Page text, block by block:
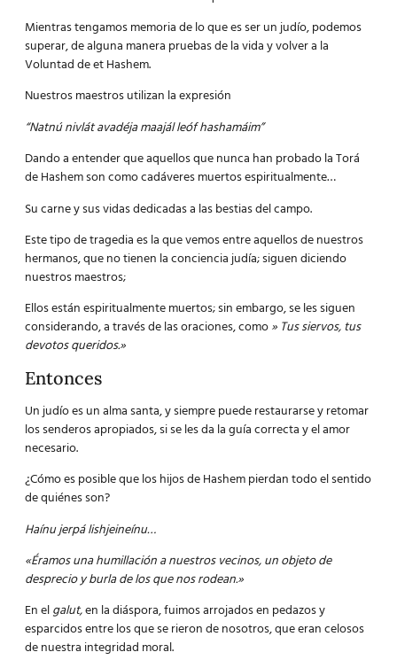
Mientras tengamos memoria de lo que es ser un judío, podemos
superar, de alguna manera pruebas de la vida y volver a la
Voluntad de et Hashem.
Nuestros maestros utilizan la expresión
“Natnú nivlát avadéja maajál leóf hashamáim”
Dando a entender que aquellos que nunca han probado la Torá
de Hashem son como cadáveres muertos espiritualmente…
Su carne y sus vidas dedicadas a las bestias del campo.
Este tipo de tragedia es la que vemos entre aquellos de nuestros
hermanos, que no tienen la conciencia judía; siguen diciendo
nuestros maestros;
Ellos están espiritualmente muertos; sin embargo, se les siguen
considerando, a través de las oraciones, como» Tus siervos, tus
devotos queridos.»
Entonces
Un judío es un alma santa, y siempre puede restaurarse y retomar
los senderos apropiados, si se les da la guía correcta y el amor
necesario.
¿Cómo es posible que los hijos de Hashem pierdan todo el sentido
de quiénes son?
Haínu jerpá lishjeineínu…
«Éramos una humillación a nuestros vecinos, un objeto de
desprecio y burla de los que nos rodean.»
En elgalut,en la diáspora, fuimos arrojados en pedazos y
esparcidos entre los que se rieron de nosotros, que eran celosos
de nuestra integridad moral.